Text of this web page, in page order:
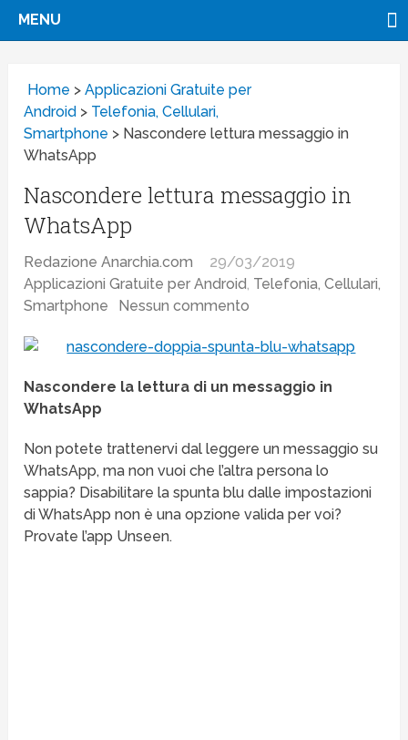
MENU
Home >Applicazioni Gratuite per
Android > Telefonia, Cellulari,
Smartphone > Nascondere lettura messaggio in
WhatsApp
Nascondere lettura messaggio in
WhatsApp
Redazione Anarchia.com
29/03/2019
Applicazioni Gratuite per Android, Telefonia, Cellulari,
Smartphone
Nessun commento
Nascondere la lettura di un messaggio in
WhatsApp
Non potete trattenervi dal leggere un messaggio su
WhatsApp, ma non vuoi che l’altra persona lo
sappia? Disabilitare la spunta blu dalle impostazioni
di WhatsApp non è una opzione valida per voi?
Provate l’app Unseen.